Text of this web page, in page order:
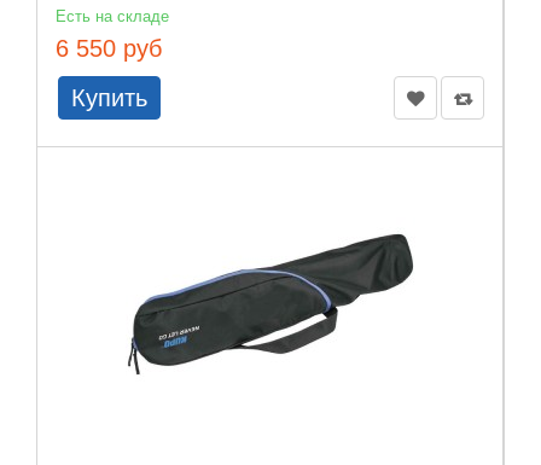
Есть на складе
6 550 руб
Купить